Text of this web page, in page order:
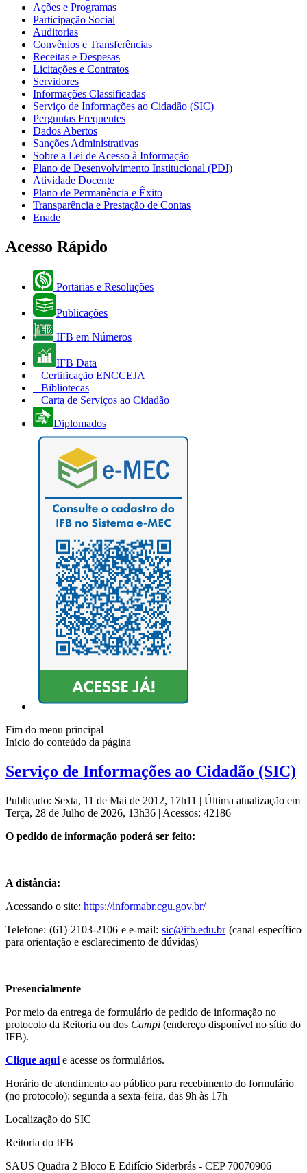
Ações e Programas
Participação Social
Auditorias
Convênios e Transferências
Receitas e Despesas
Licitações e Contratos
Servidores
Informações Classificadas
Serviço de Informações ao Cidadão (SIC)
Perguntas Frequentes
Dados Abertos
Sanções Administrativas
Sobre a Lei de Acesso à Informação
Plano de Desenvolvimento Institucional (PDI)
Atividade Docente
Plano de Permanência e Êxito
Transparência e Prestação de Contas
Enade
Acesso Rápido
Portarias e Resoluções
Publicações
IFB em Números
IFB Data
Certificação ENCCEJA
Bibliotecas
Carta de Serviços ao Cidadão
Diplomados
Fim do menu principal
Início do conteúdo da página
Serviço de Informações ao Cidadão (SIC)
Publicado: Sexta, 11 de Mai de 2012, 17h11 | Última atualização em
Terça, 28 de Julho de 2026, 13h36 | Acessos: 42186
O pedido de informação poderá ser feito:
A distância:
Acessando o site: https://informabr.cgu.gov.br/
Telefone: (61) 2103-2106 e e-mail:sic@ifb.edu.br(canal específico
para orientação e esclarecimento de dúvidas)
Presencialmente
Por meio da entrega de formulário de pedido de informação no
protocolo da Reitoria ou dos Campi (endereço disponível no sítio do
IFB).
Clique aqui e acesse os formulários.
Horário de atendimento ao público para recebimento do formulário
(no protocolo): segunda a sexta-feira, das 9h às 17h
Localização do SIC
Reitoria do IFB
SAUS Quadra 2 Bloco E Edifício Siderbrás - CEP 70070906